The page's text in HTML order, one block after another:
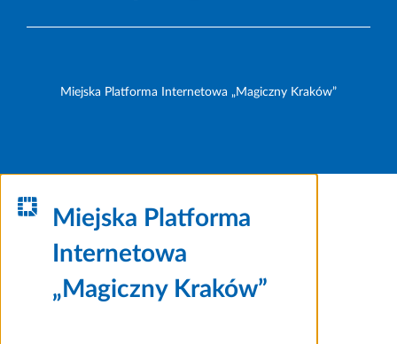
Miejska Platforma Internetowa „Magiczny Kraków”
Miejska Platforma
Internetowa
„Magiczny Kraków”